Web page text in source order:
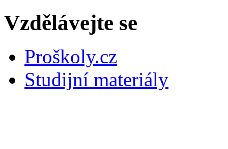
Vzdělávejte se
Proškoly.cz
Studijní materiály